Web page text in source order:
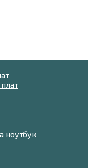
ноутбук